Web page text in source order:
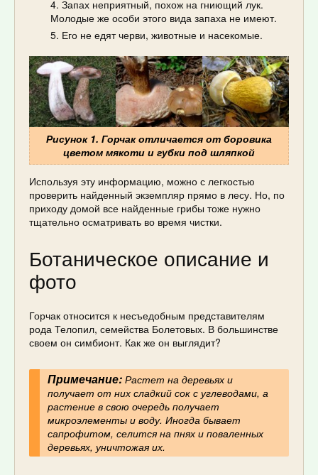
Запах неприятный, похож на гниющий лук.
Молодые же особи этого вида запаха не имеют.
Его не едят черви, животные и насекомые.
Рисунок 1. Горчак отличается от боровика
цветом мякоти и губки под шляпкой
Используя эту информацию, можно с легкостью
проверить найденный экземпляр прямо в лесу. Но, по
приходу домой все найденные грибы тоже нужно
тщательно осматривать во время чистки.
Ботаническое описание и
фото
Горчак относится к несъедобным представителям
рода Телопил, семейства Болетовых. В большинстве
своем он симбионт. Как же он выглядит?
Примечание:Растет на деревьях и
получает от них сладкий сок с углеводами, а
растение в свою очередь получает
микроэлементы и воду. Иногда бывает
сапрофитом, селится на пнях и поваленных
деревьях, уничтожая их.